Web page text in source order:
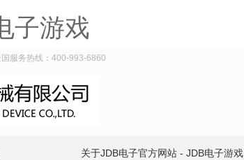
子游戏
服务热线：400-993-6860
关于JDB电子官方网站 - JDB电子游戏